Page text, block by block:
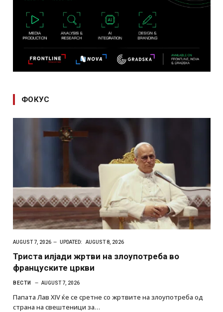
ФОКУС
AUGUST 7, 2026 UPDATED: AUGUST 8, 2026
Триста илјади жртви на злоупотреба во
француските цркви
ВЕСТИ AUGUST 7, 2026
Папата Лав XIV ќе се сретне со жртвите на злоупотреба од
страна на свештеници за…